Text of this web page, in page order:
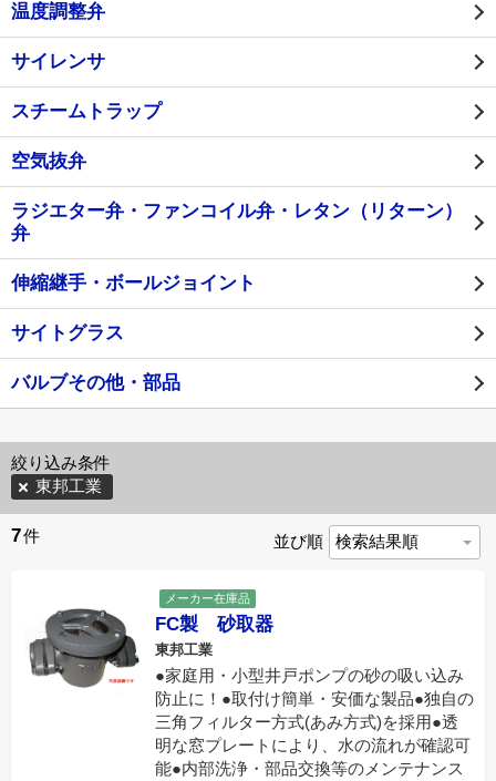
温度調整弁
サイレンサ
スチームトラップ
空気抜弁
ラジエター弁・ファンコイル弁・レタン（リターン）
弁
伸縮継手・ボールジョイント
サイトグラス
バルブその他・部品
絞り込み条件
東邦工業
7件 並び順
メーカー在庫品
FC製 砂取器
東邦工業
●家庭用・小型井戸ポンプの砂の吸い込み
防止に！●取付け簡単・安価な製品●独自の
三角フィルター方式(あみ方式)を採用●透
明な窓プレートにより、水の流れが確認可
能●内部洗浄・部品交換等のメンテナンス